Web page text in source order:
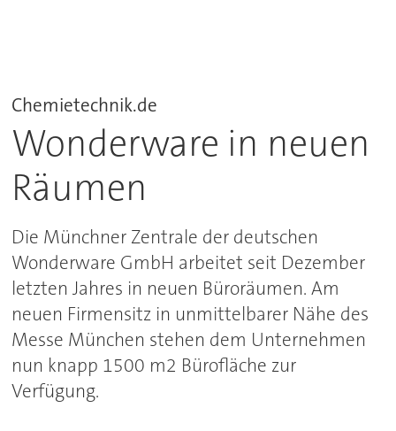
Chemietechnik.de
Wonderware in neuen
Räumen
Die Münchner Zentrale der deutschen
Wonderware GmbH arbeitet seit Dezember
letzten Jahres in neuen Büroräumen. Am
neuen Firmensitz in unmittelbarer Nähe des
Messe München stehen dem Unternehmen
nun knapp 1500 m2 Bürofläche zur
Verfügung.